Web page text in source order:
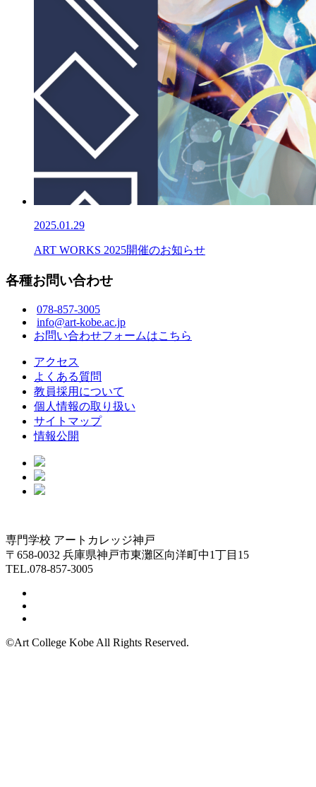
2025.01.29
ART WORKS 2025開催のお知らせ
各種お問い合わせ
078-857-3005
info@art-kobe.ac.jp
お問い合わせフォームはこちら
アクセス
よくある質問
教員採用について
個人情報の取り扱い
サイトマップ
情報公開
専門学校 アートカレッジ神戸
〒658-0032 兵庫県神戸市東灘区向洋町中1丁目15
TEL.078-857-3005
©Art College Kobe All Rights Reserved.